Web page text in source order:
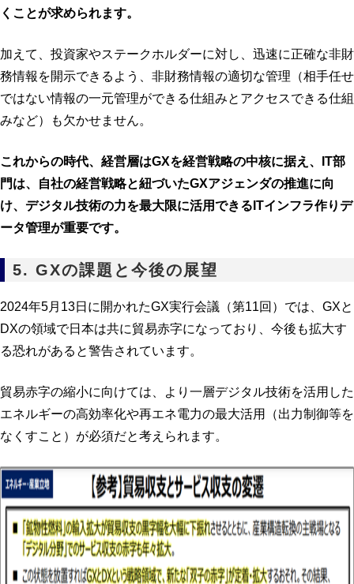
くことが求められます。
加えて、投資家やステークホルダーに対し、迅速に正確な非財
務情報を開示できるよう、非財務情報の適切な管理（相手任せ
ではない情報の一元管理ができる仕組みとアクセスできる仕組
みなど）も欠かせません。
これからの時代、経営層はGXを経営戦略の中核に据え、IT部
門は、自社の経営戦略と紐づいたGXアジェンダの推進に向
け、デジタル技術の力を最大限に活用できるITインフラ作りデ
ータ管理が重要です。
5. GXの課題と今後の展望
2024年5月13日に開かれたGX実行会議（第11回）では、GXと
DXの領域で日本は共に貿易赤字になっており、今後も拡大す
る恐れがあると警告されています。
貿易赤字の縮小に向けては、より一層デジタル技術を活用した
エネルギーの高効率化や再エネ電力の最大活用（出力制御等を
なくすこと）が必須だと考えられます。